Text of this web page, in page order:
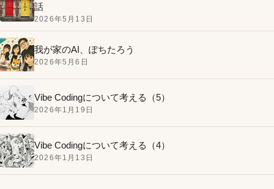
話
2026年5月13日
我が家のAI、ぽちたろう
2026年5月6日
Vibe Codingについて考える（5）
2026年1月19日
Vibe Codingについて考える（4）
2026年1月13日